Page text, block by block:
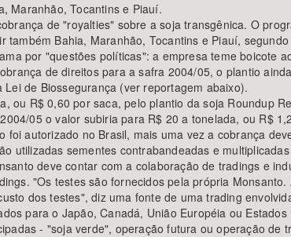
Área Protegida
Maranhão, Tocantins e Piauí.
de "royalties" sobre a soja transgênica. O
Bahia, Maranhão, Tocantins e Piauí,
por "questões políticas": a empresa teme boicote
de direitos para a safra 2004/05, o plantio
de Biossegurança (ver reportagem abaixo).
ou R$ 0,60 por saca, pelo plantio da soja Roundup
05 o valor subiria para R$ 20 a tonelada, ou R$
autorizado no Brasil, mais uma vez a cobrança
utilizadas sementes contrabandeadas e
deve contar com a colaboração de tradings e
"Os testes são fornecidos pela própria
dos testes", diz uma fonte de uma trading
para o Japão, Canadá, União Européia ou
- "soja verde", operação futura ou operação de